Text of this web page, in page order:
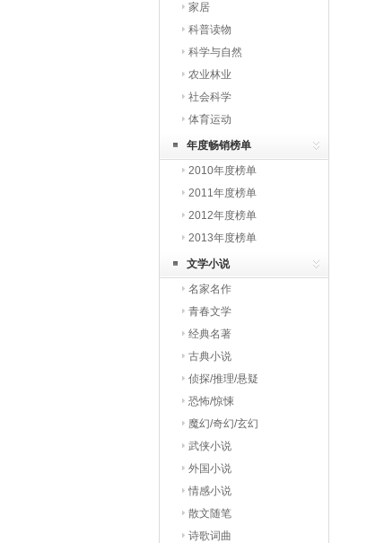
家居
科普读物
科学与自然
农业林业
社会科学
体育运动
年度畅销榜单
2010年度榜单
2011年度榜单
2012年度榜单
2013年度榜单
文学小说
名家名作
青春文学
经典名著
古典小说
侦探/推理/悬疑
恐怖/惊悚
魔幻/奇幻/玄幻
武侠小说
外国小说
情感小说
散文随笔
诗歌词曲